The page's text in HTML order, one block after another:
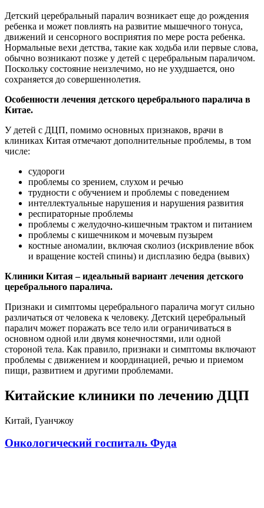
Детский церебральный паралич возникает еще до рождения
ребенка и может повлиять на развитие мышечного тонуса,
движений и сенсорного восприятия по мере роста ребенка.
Нормальные вехи детства, такие как ходьба или первые слова,
обычно возникают позже у детей с церебральным параличом.
Поскольку состояние неизлечимо, но не ухудшается, оно
сохраняется до совершеннолетия.
Особенности лечения детского церебрального паралича в
Китае.
У детей с ДЦП, помимо основных признаков, врачи в
клиниках Китая отмечают дополнительные проблемы, в том
числе:
судороги
проблемы со зрением, слухом и речью
трудности с обучением и проблемы с поведением
интеллектуальные нарушения и нарушения развития
респираторные проблемы
проблемы с желудочно-кишечным трактом и питанием
проблемы с кишечником и мочевым пузырем
костные аномалии, включая сколиоз (искривление вбок
и вращение костей спины) и дисплазию бедра (вывих)
Клиники Китая – идеальный вариант лечения детского
церебрального паралича.
Признаки и симптомы церебрального паралича могут сильно
различаться от человека к человеку. Детский церебральный
паралич может поражать все тело или ограничиваться в
основном одной или двумя конечностями, или одной
стороной тела. Как правило, признаки и симптомы включают
проблемы с движением и координацией, речью и приемом
пищи, развитием и другими проблемами.
Китайские клиники по лечению ДЦП
Китай, Гуанчжоу
Онкологический госпиталь Фуда